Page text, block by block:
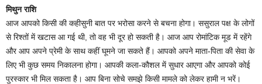
मिथुन राशि
आज आपको किसी की कहीसुनी बात पर भरोसा करने से बचना होगा। ससुराल पक्ष के लोगों
से रिश्तों में खटास आ गई थी, तो वह भी दूर हो सकती है। आज आप रोमांटिक मूड में रहेंगे
और आप अपने प्रेमी के साथ कहीं घूमने जा सकते हैं। आपको अपने माता-पिता की सेवा के
लिए भी कुछ समय निकालना होगा। आपकी कला-कौशल में सुधार आएगा और आपको कोई
पुरस्कार भी मिल सकता है। आप बिना सोचे समझे किसी मामले को लेकर हामी न भरें।